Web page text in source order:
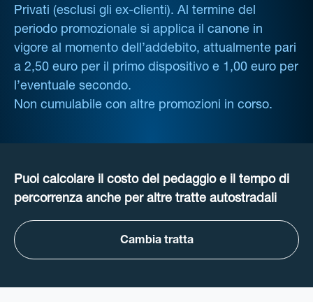
Privati (esclusi gli ex-clienti). Al termine del
periodo promozionale si applica il canone in
vigore al momento dell’addebito, attualmente pari
a 2,50 euro per il primo dispositivo e 1,00 euro per
l’eventuale secondo.
Non cumulabile con altre promozioni in corso.
Puoi calcolare il costo del pedaggio e il tempo di
percorrenza anche per altre tratte autostradali
Cambia tratta